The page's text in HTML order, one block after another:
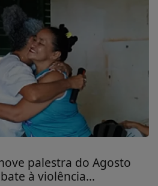
palestra do Agosto
à violência...